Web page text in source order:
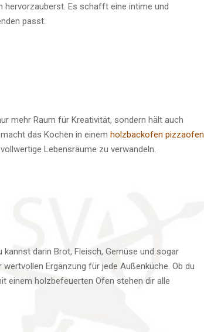
hervorzauberst. Es schafft eine intime und
passt.
mehr Raum für Kreativität, sondern hält auch
das Kochen in einem holzbackofen pizzaofen
Lebensräume zu verwandeln.
darin Brot, Fleisch, Gemüse und sogar
Ergänzung für jede Außenküche. Ob du
einem holzbefeuerten Ofen stehen dir alle